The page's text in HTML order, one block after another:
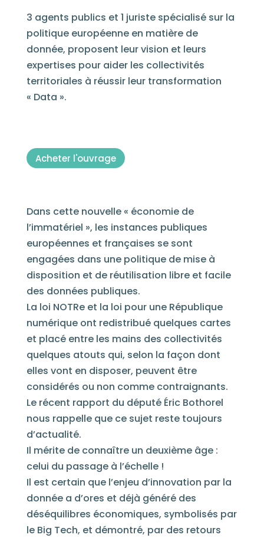
3 agents publics et 1 juriste spécialisé sur la
politique européenne en matière de
donnée, proposent leur vision et leurs
expertises pour aider les collectivités
territoriales à réussir leur transformation
« Data ».
Acheter l'ouvrage
Dans cette nouvelle « économie de
l’immatériel », les instances publiques
européennes et françaises se sont
engagées dans une politique de mise à
disposition et de réutilisation libre et facile
des données publiques.
La loi NOTRe et la loi pour une République
numérique ont redistribué quelques cartes
et placé entre les mains des collectivités
quelques atouts qui, selon la façon dont
elles vont en disposer, peuvent être
considérés ou non comme contraignants.
Le récent rapport du député Éric Bothorel
nous rappelle que ce sujet reste toujours
d’actualité.
Il mérite de connaître un deuxième âge :
celui du passage à l’échelle !
Il est certain que l’enjeu d’innovation par la
donnée a d’ores et déjà généré des
déséquilibres économiques, symbolisés par
le Big Tech, et démontré, par des retours